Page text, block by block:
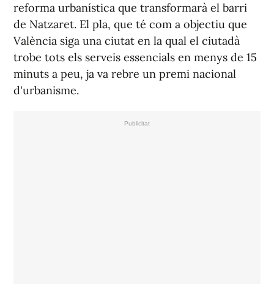
reforma urbanística que transformarà el barri
de Natzaret. El pla, que té com a objectiu que
València siga una ciutat en la qual el ciutadà
trobe tots els serveis essencials en menys de 15
minuts a peu, ja va rebre un premi nacional
d'urbanisme.